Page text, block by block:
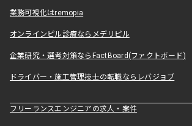
業務可視化はremopia
オンラインピル診療ならメデリピル
企業研究・選考対策ならFactBoard(ファクトボード)
ドライバー・施工管理技士の転職ならレバジョブ
フリーランスエンジニアの求人・案件